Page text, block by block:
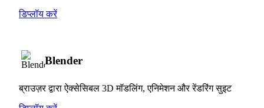
डिप्लॉय करें
Blender
ब्राउज़र द्वारा ऐक्सेसिबल 3D मॉडलिंग, एनिमेशन और रेंडरिंग सुइट